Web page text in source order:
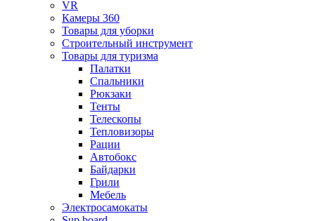
VR
Камеры 360
Товары для уборки
Строительный инструмент
Товары для туризма
Палатки
Спальники
Рюкзаки
Тенты
Телескопы
Тепловизоры
Рации
Автобокс
Байдарки
Грили
Мебель
Электросамокаты